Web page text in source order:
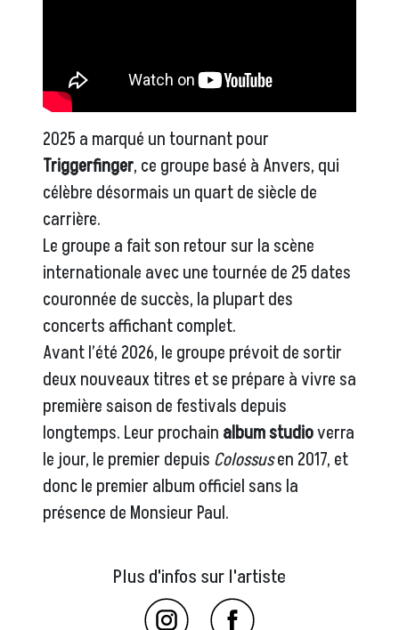
2025 a marqué un tournant pour
Triggerfinger, ce groupe basé à Anvers, qui
célèbre désormais un quart de siècle de
carrière.
Le groupe a fait son retour sur la scène
internationale avec une tournée de 25 dates
couronnée de succès, la plupart des
concerts affichant complet.
Avant l’été 2026, le groupe prévoit de sortir
deux nouveaux titres et se prépare à vivre sa
première saison de festivals depuis
longtemps. Leur prochain album studioverra
le jour, le premier depuis Colossusen 2017, et
donc le premier album officiel sans la
présence de Monsieur Paul.
Plus d'infos sur l'artiste